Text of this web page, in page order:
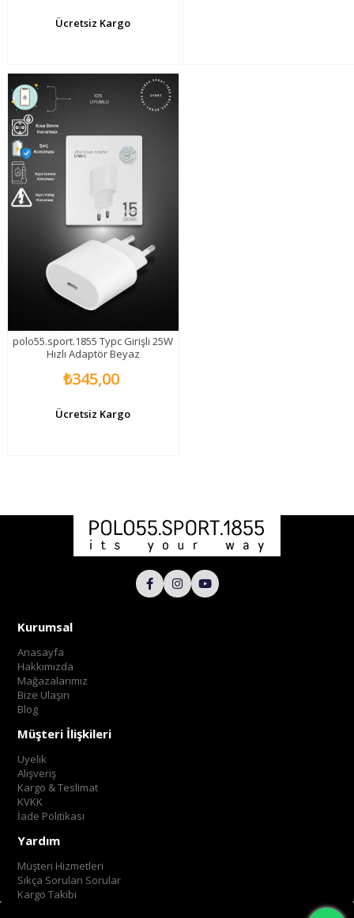
Ücretsiz Kargo
polo55.sport.1855 Typc Girişli 25W
Hızlı Adaptör Beyaz
₺345,00
Ücretsiz Kargo
Kurumsal
Anasayfa
Hakkımızda
Mağazalarımız
Bize Ulaşın
Blog
Müşteri İlişkileri
Üyelik
Alışveriş
Kargo & Teslimat
KVKK
İade Politikası
Yardım
Müşteri Hizmetleri
Sıkça Sorulan Sorular
Kargo Takibi